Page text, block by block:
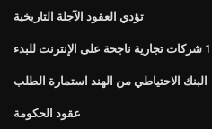
تؤدي العقود الآجلة التاريخية
البنك الاحتياطي من الهند استمارة الطلب
عقود الحكومة